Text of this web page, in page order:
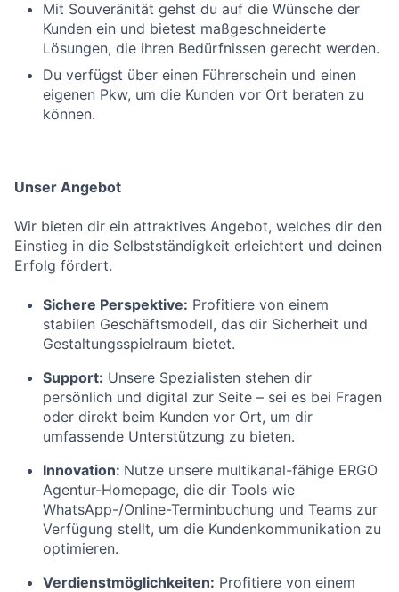
Mit Souveränität gehst du auf die Wünsche der
Kunden ein und bietest maßgeschneiderte
Lösungen, die ihren Bedürfnissen gerecht werden.
Du verfügst über einen Führerschein und einen
eigenen Pkw, um die Kunden vor Ort beraten zu
können.
Unser Angebot
Wir bieten dir ein attraktives Angebot, welches dir den
Einstieg in die Selbstständigkeit erleichtert und deinen
Erfolg fördert.
Sichere Perspektive: Profitiere von einem
stabilen Geschäftsmodell, das dir Sicherheit und
Gestaltungsspielraum bietet.
Support: Unsere Spezialisten stehen dir
persönlich und digital zur Seite – sei es bei Fragen
oder direkt beim Kunden vor Ort, um dir
umfassende Unterstützung zu bieten.
Innovation: Nutze unsere multikanal-fähige ERGO
Agentur-Homepage, die dir Tools wie
WhatsApp-/Online-Terminbuchung und Teams zur
Verfügung stellt, um die Kundenkommunikation zu
optimieren.
Verdienstmöglichkeiten: Profitiere von einem